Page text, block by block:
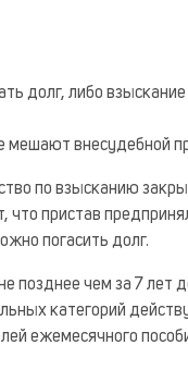
долг, либо
мешают внесудебной
по взысканию
что пристав
погасить долг.
позднее чем за 7 лет
категорий
ежемесячного